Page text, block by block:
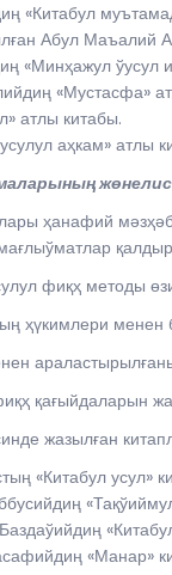
«Китабул
Абул Маъалий
«Минҳажул ўусул
«Мустасфа»
атлы китабы.
аҳкам» атлы
ҳанафий
фиқҳ методы
ҳүкимлери менен
қағыйдаларын
жазылған
«Китабул усул»
«Манар»